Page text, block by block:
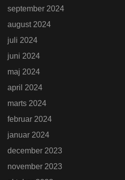
september 2024
august 2024
juli 2024
juni 2024
maj 2024
april 2024
marts 2024
februar 2024
januar 2024
december 2023
november 2023